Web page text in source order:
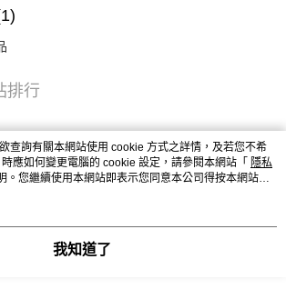
排行
查詢有關本網站使用 cookie 方式之詳情，及若您不希
應如何變更電腦的 cookie 設定，請參閱本網站「 隱私
。您繼續使用本網站即表示您同意本公司得按本網站使
cookie。
我知道了